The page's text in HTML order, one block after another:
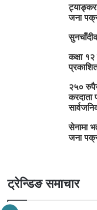
जना
कक्षा १२
२५०
करदाता
सेनामा
जना
ट्रेन्डिङ समाचार